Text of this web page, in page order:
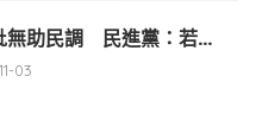
無助民調 民進黨：若...
03